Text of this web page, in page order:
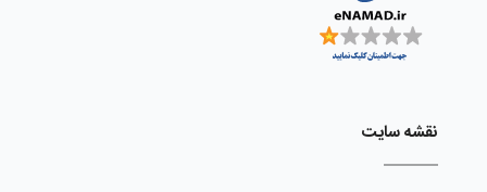
نقشه سایت